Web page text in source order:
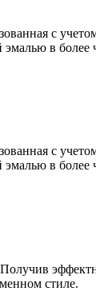
с
в более
с
в более
стиле.